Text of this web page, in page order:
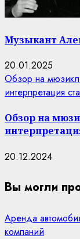
Музыкант
20.01.2025
Обзор на
интерпретация
Обзор на
20.12.2024
Вы могли
Аренда
компаний